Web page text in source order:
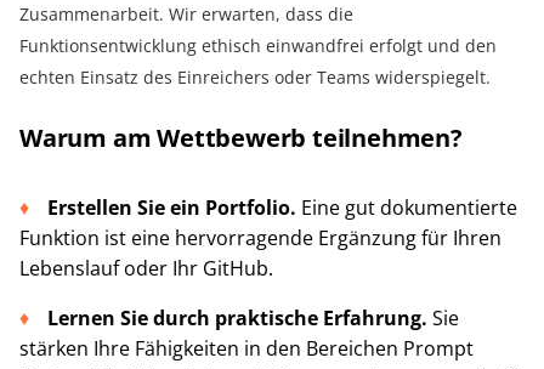
Zusammenarbeit. Wir erwarten, dass die
Funktionsentwicklung ethisch einwandfrei erfolgt und den
echten Einsatz des Einreichers oder Teams widerspiegelt.
Warum am Wettbewerb teilnehmen?
Erstellen Sie ein Portfolio. Eine gut dokumentierte
Funktion ist eine hervorragende Ergänzung für Ihren
Lebenslauf oder Ihr GitHub.
Lernen Sie durch praktische Erfahrung. Sie
stärken Ihre Fähigkeiten in den Bereichen Prompt